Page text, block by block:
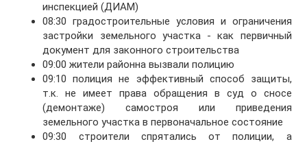
инспекцией (ДИАМ)
08:30 градостроительные условия и ограничения
застройки земельного участка - как первичный
документ для законного строительства
09:00 жители районна вызвали полицию
09:10 полиция не эффективный способ защиты,
т.к. не имеет права обращения в суд о сносе
(демонтаже) самостроя или приведения
земельного участка в первоначальное состояние
09:30 строители спрятались от полиции, а